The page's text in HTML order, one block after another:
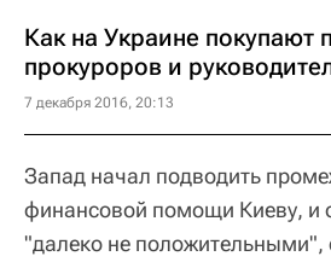
Как на Украине покупают
прокуроров и
7 декабря 2016, 20:13
Запад начал подводить
финансовой помощи Киеву, и
"далеко не положительными",